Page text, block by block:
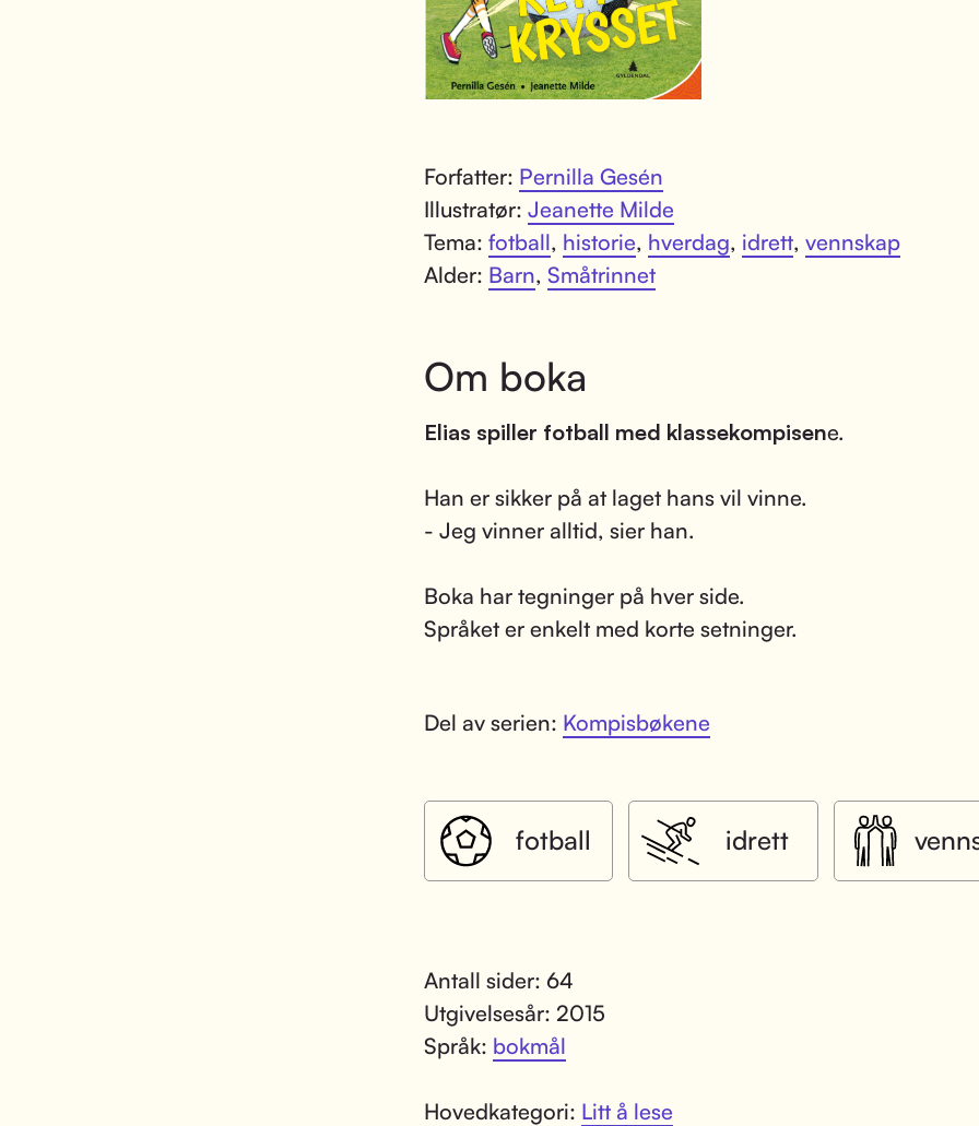
Forfatter: Pernilla Gesén
Illustratør: Jeanette Milde
Tema: fotball, historie, hverdag, idrett, vennskap
Alder: Barn, Småtrinnet
Om boka
Elias spiller fotball med klassekompisene.
Han er sikker på at laget hans vil vinne.
- Jeg vinner alltid, sier han.
Boka har tegninger på hver side.
Språket er enkelt med korte setninger.
Del av serien: Kompisbøkene
fotball idrett
Antall sider: 64
Utgivelsesår: 2015
Språk: bokmål
Hovedkategori: Litt å lese